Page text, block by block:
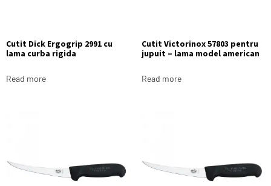
Cutit Dick Ergogrip 2991 cu
lama curba rigida
Read more
Cutit Victorinox 57803 pentru
jupuit – lama model american
Read more